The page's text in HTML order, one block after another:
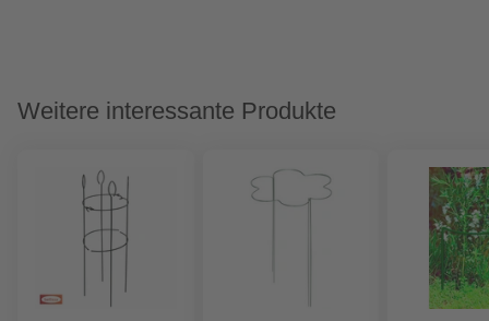
Weitere interessante Produkte